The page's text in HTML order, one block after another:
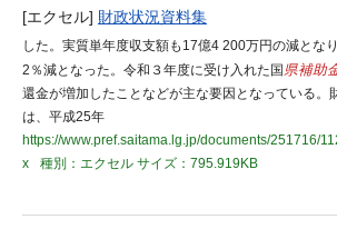
[エクセル] 財政状況資料集
した。実質単年度収支額も17億4 200万円の減とな
2％減となった。令和３年度に受け入れた国 県補助
還金が増加したことなどが主な要因となっている。
は、平成25年
https://www.pref.saitama.lg.jp/documents/251716/
x
種別：エクセル サイズ：795.919KB